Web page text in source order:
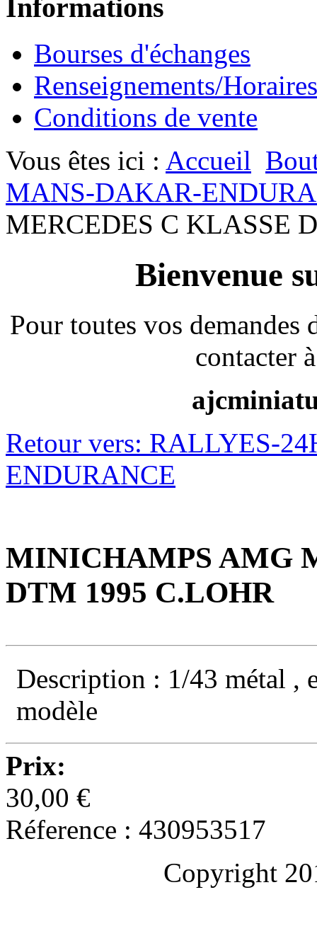
Informations
Bourses d'échanges
Renseignements/Horaires
Conditions de vente
Vous êtes ici : Accueil
MANS-DAKAR-
MERCEDES C KLASSE
Bienvenue
Pour toutes vos
contacter
Retour vers: RALLYES-
ENDURANCE
MINICHAMPS AMG
DTM 1995 C.LOHR
Description : 1/43 métal ,
modèle
Prix:
30,00 €
Réference : 430953517
Copyright